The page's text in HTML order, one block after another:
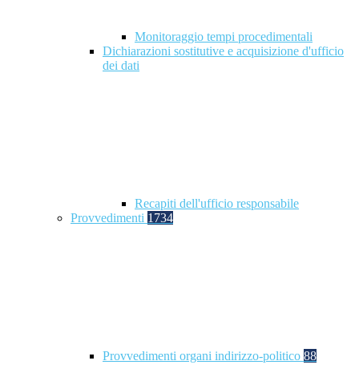
Monitoraggio tempi procedimentali
Dichiarazioni sostitutive e acquisizione d'ufficio
dei dati
Recapiti dell'ufficio responsabile
Provvedimenti 1734
Provvedimenti organi indirizzo-politico 88